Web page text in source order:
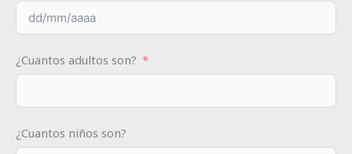
¿Cuantos adultos son?
¿Cuantos niños son?